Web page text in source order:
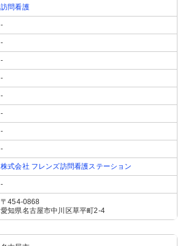
訪問看護
-
-
-
-
-
-
-
-
株式会社 フレンズ訪問看護ステーション
-
〒454-0868
愛知県名古屋市中川区草平町2-4